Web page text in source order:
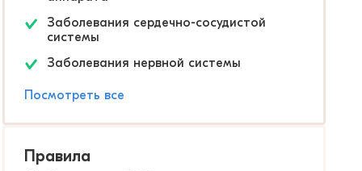
Заболевания сердечно-сосудистой
системы
Заболевания нервной системы
Посмотреть все
Правила